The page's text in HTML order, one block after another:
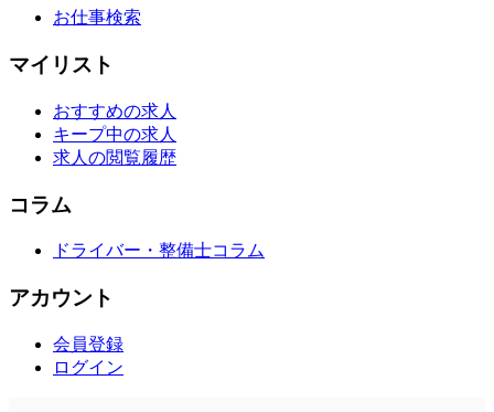
お仕事検索
マイリスト
おすすめの求人
キープ中の求人
求人の閲覧履歴
コラム
ドライバー・整備士コラム
アカウント
会員登録
ログイン